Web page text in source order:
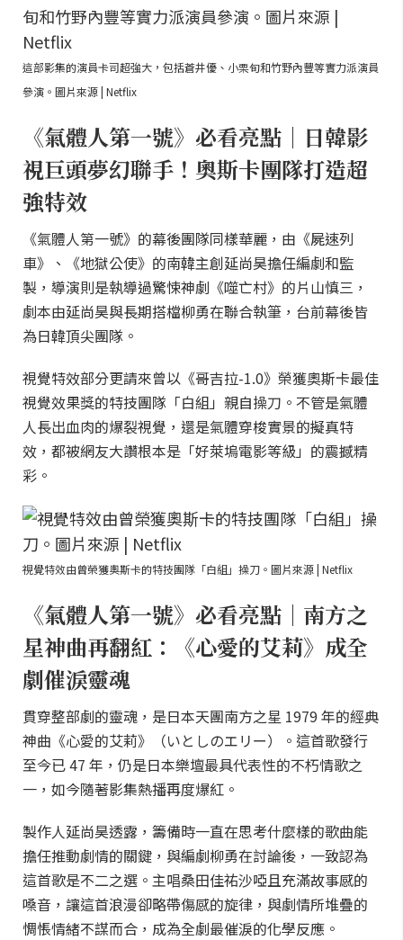
這部影集的演員卡司超強大，包括蒼井優、小栗旬和竹野內豐等實力派演員
參演。圖片來源 | Netflix
《氣體人第一號》必看亮點｜日韓影
視巨頭夢幻聯手！奧斯卡團隊打造超
強特效
《氣體人第一號》的幕後團隊同樣華麗，由《屍速列
車》、《地獄公使》的南韓主創延尚昊擔任編劇和監
製，導演則是執導過驚悚神劇《噬亡村》的片山慎三，
劇本由延尚昊與長期搭檔柳勇在聯合執筆，台前幕後皆
為日韓頂尖團隊。
視覺特效部分更請來曾以《哥吉拉-1.0》榮獲奧斯卡最佳
視覺效果獎的特技團隊「白組」親自操刀。不管是氣體
人長出血肉的爆裂視覺，還是氣體穿梭實景的擬真特
效，都被網友大讚根本是「好萊塢電影等級」的震撼精
彩。
視覺特效由曾榮獲奧斯卡的特技團隊「白組」操刀。圖片來源 | Netflix
《氣體人第一號》必看亮點｜南方之
星神曲再翻紅：《心愛的艾莉》成全
劇催淚靈魂
貫穿整部劇的靈魂，是日本天團南方之星 1979 年的經典
神曲《心愛的艾莉》（いとしのエリー）。這首歌發行
至今已 47 年，仍是日本樂壇最具代表性的不朽情歌之
一，如今隨著影集熱播再度爆紅。
製作人延尚昊透露，籌備時一直在思考什麼樣的歌曲能
擔任推動劇情的關鍵，與編劇柳勇在討論後，一致認為
這首歌是不二之選。主唱桑田佳祐沙啞且充滿故事感的
嗓音，讓這首浪漫卻略帶傷感的旋律，與劇情所堆疊的
惆悵情緒不謀而合，成為全劇最催淚的化學反應。